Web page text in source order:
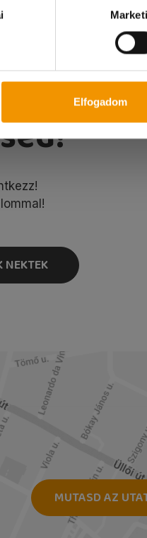
Elfogadom
NEKTEK
MUTASD AZ